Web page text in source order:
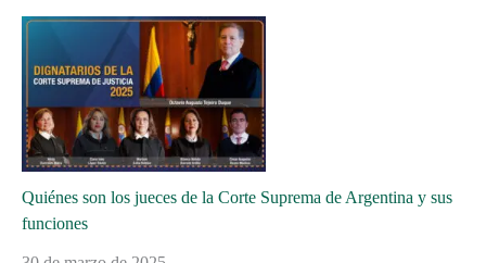
Quiénes son los jueces de la Corte Suprema de Argentina y sus
funciones